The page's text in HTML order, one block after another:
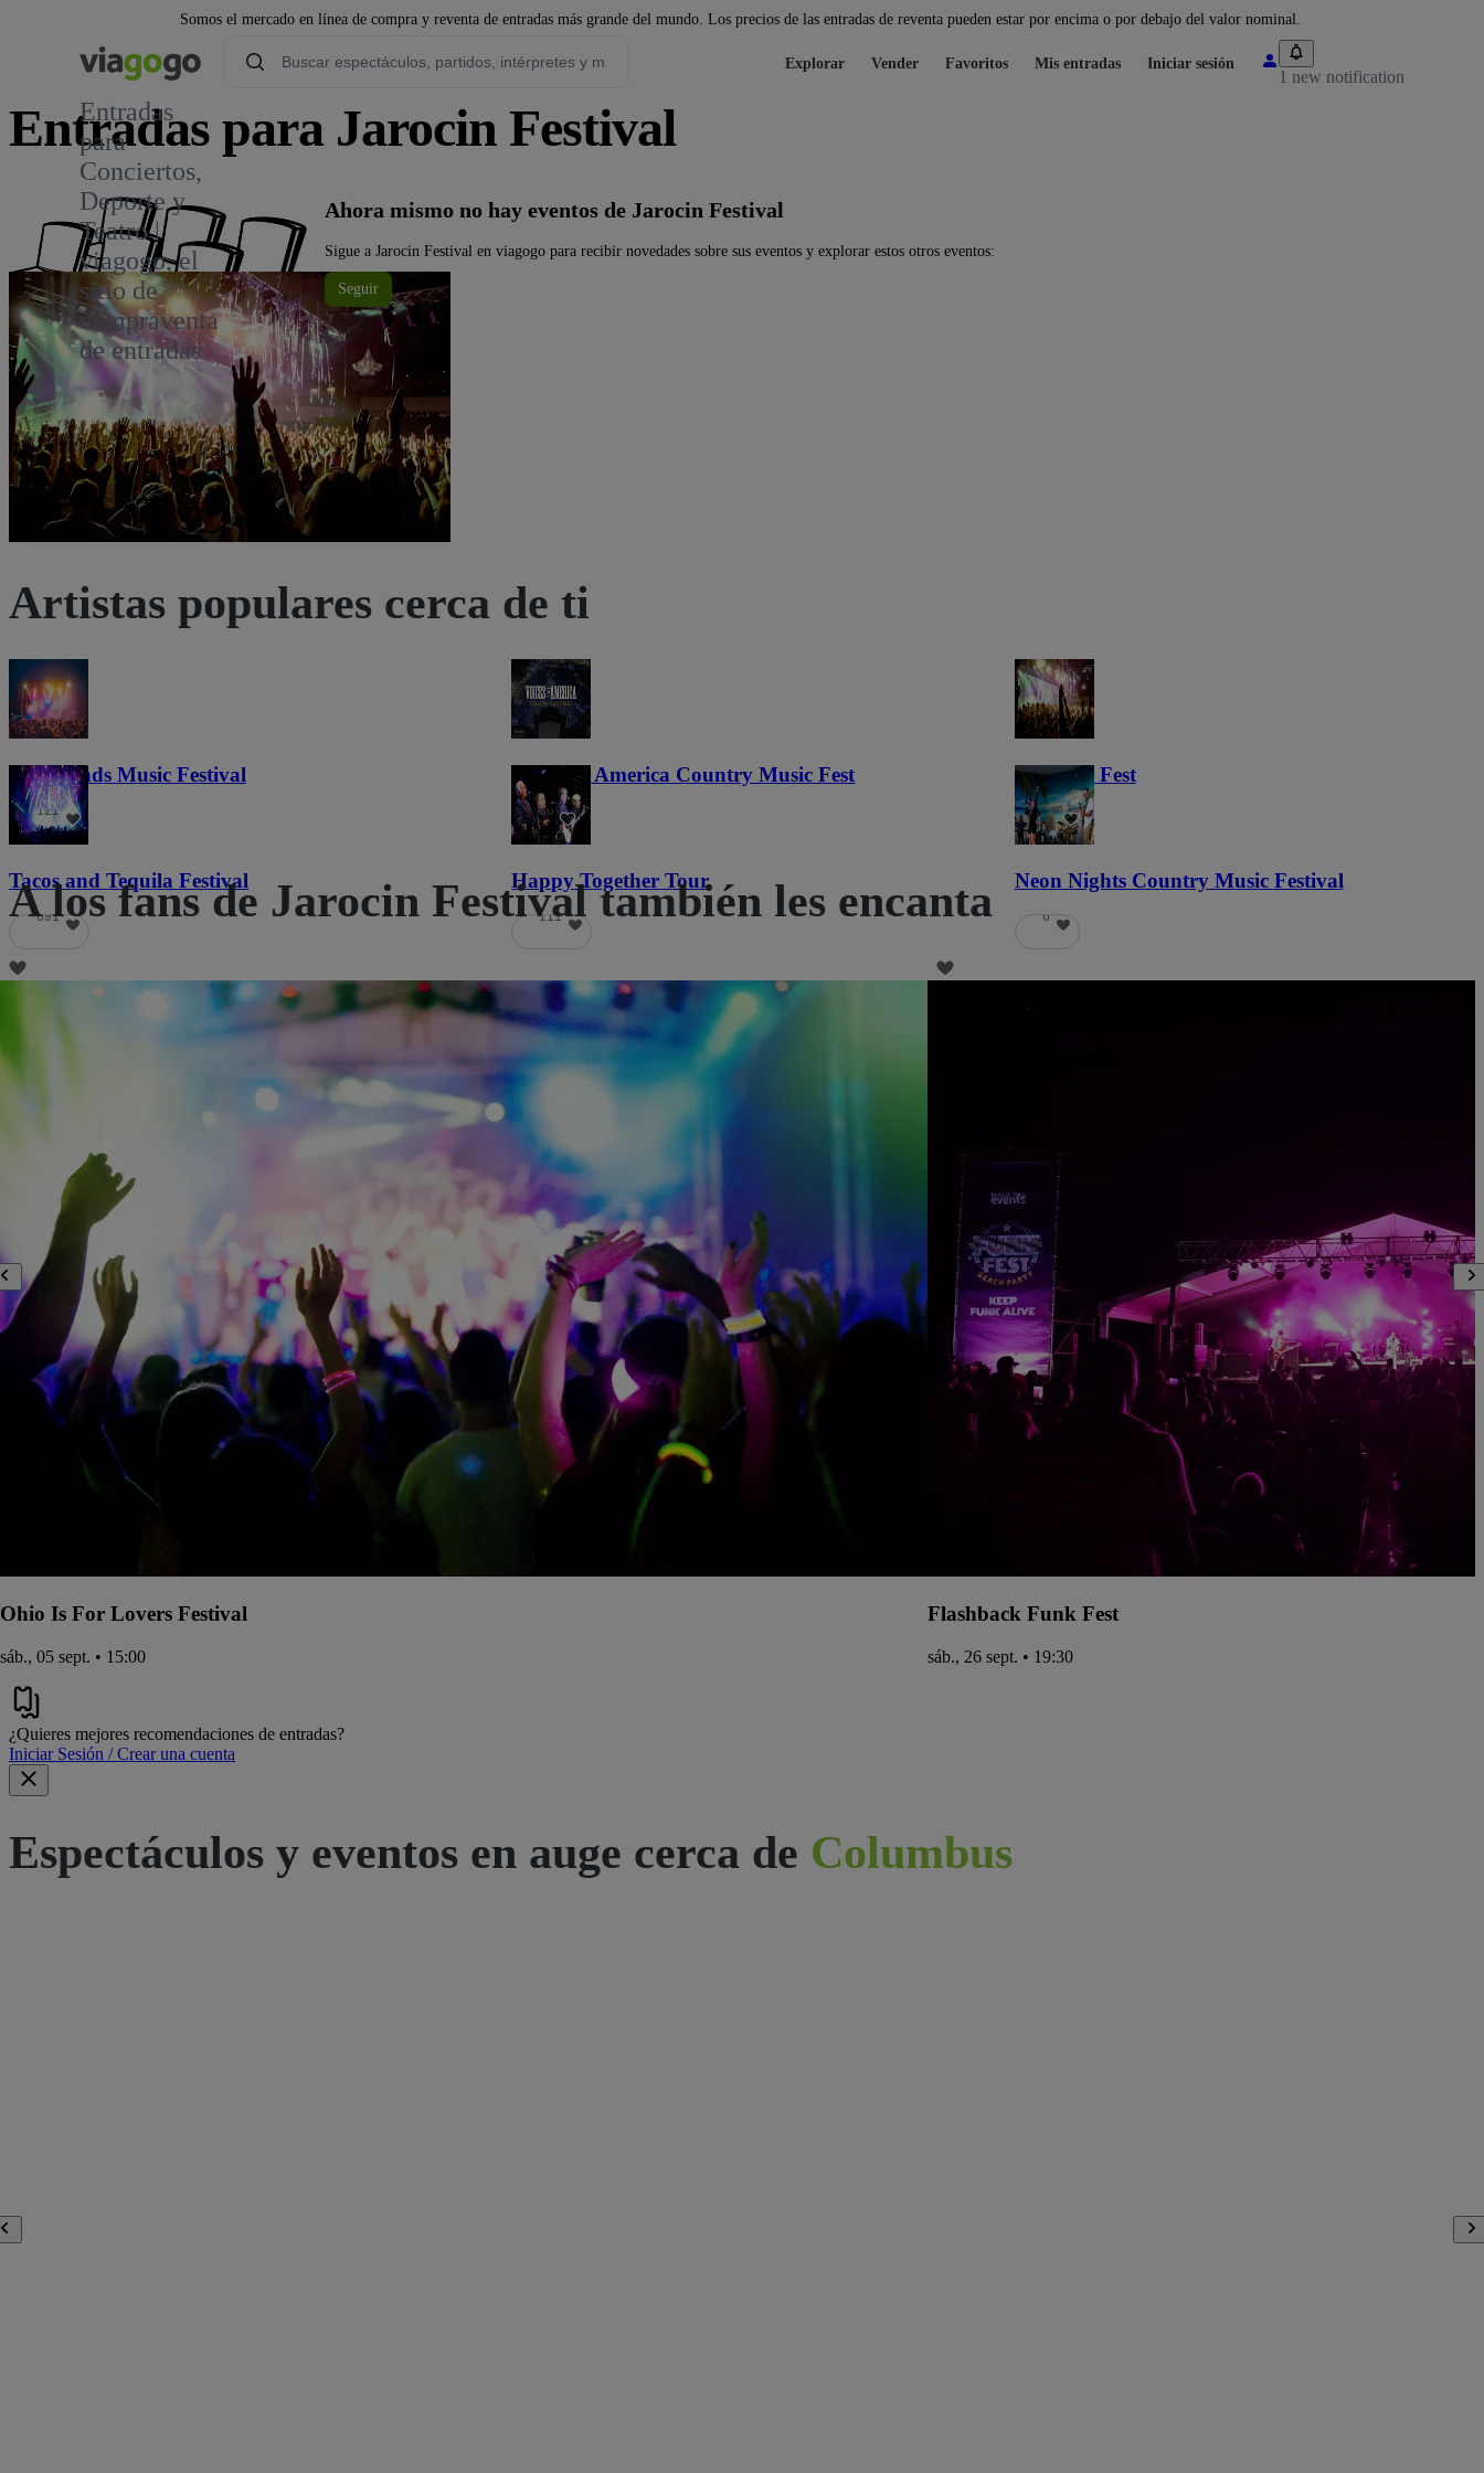
Somos el mercado en línea de compra y reventa de entradas más grande del mundo. Los precios de las entradas de reventa pueden estar por encima o por debajo del valor nominal.
Entradas
para
Conciertos,
Deporte y
Teatro |
viagogo, el
sitio de
compraventa
de entradas
Explorar Vender Favoritos Mis entradas Iniciar sesión
1 new notification
Entradas para Jarocin Festival
Ahora mismo no hay eventos de Jarocin Festival
Sigue a Jarocin Festival en viagogo para recibir novedades sobre sus eventos y explorar estos otros eventos:
Seguir
Artistas populares cerca de ti
Lost Lands Music Festival
121
Voices of America Country Music Fest
36
Haunted Fest
59
Tacos and Tequila Festival
691
Happy Together Tour
111
Neon Nights Country Music Festival
6
A los fans de Jarocin Festival también les encanta
Ohio Is For Lovers Festival
sáb., 05 sept. • 15:00
Flashback Funk Fest
sáb., 26 sept. • 19:30
¿Quieres mejores recomendaciones de entradas?
Iniciar Sesión / Crear una cuenta
Espectáculos y eventos en auge cerca de Columbus